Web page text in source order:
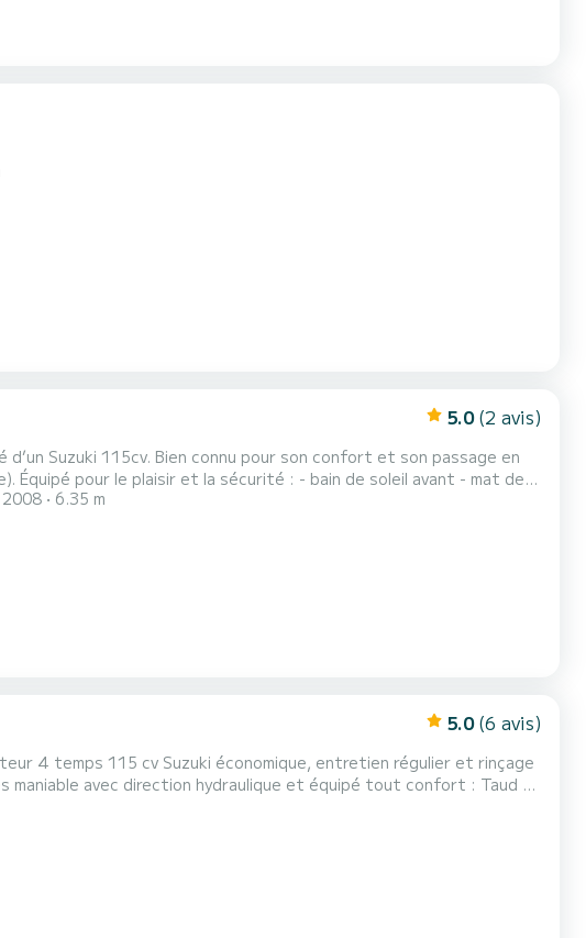
5.0 (2 avis)
son confort et son passage en
de
-
2008 6.35 m
5.0 (6 avis)
4 temps 115 cv Suzuki économique, entretien régulier et rinçage
avec direction hydraulique et équipé tout confort : Taud de
électrique, feux de navigation, sondeur-traceur Garmin Stricker ...
possible jusqu'à 8 gilets). Il est très co...